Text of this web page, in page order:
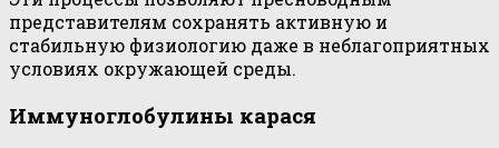
представителям сохранять активную и
стабильную физиологию даже в неблагоприятных
условиях окружающей среды.
Иммуноглобулины карася